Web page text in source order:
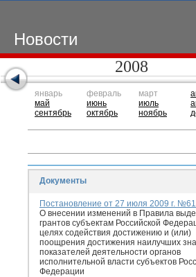
Новости
2008
январь
май
сентябрь
февраль
июнь
октябрь
март
июль
ноябрь
Документы
Постановление от 27 июля 2009 г.
О внесении изменений в Правила
грантов субъектам Российской
целях содействия достижению и (или)
поощрения достижения наилучших
показателей деятельности органов
исполнительной власти субъектов
Федерации